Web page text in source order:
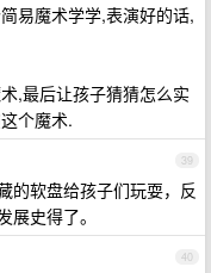
易魔术学学,表演好的话,
,最后让孩子猜猜怎么实
个魔术.
39
的软盘给孩子们玩耍，反
史得了。
40